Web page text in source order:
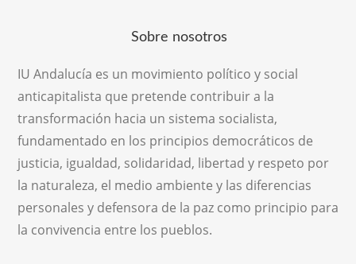
Sobre nosotros
IU Andalucía es un movimiento político y social
anticapitalista que pretende contribuir a la
transformación hacia un sistema socialista,
fundamentado en los principios democráticos de
justicia, igualdad, solidaridad, libertad y respeto por
la naturaleza, el medio ambiente y las diferencias
personales y defensora de la paz como principio para
la convivencia entre los pueblos.